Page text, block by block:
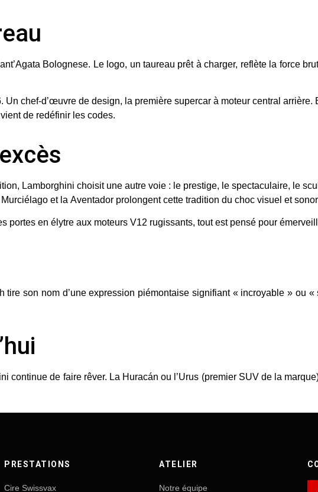
Bolognese. Le logo, un taureau prêt à charger, reflète la force
Un chef-d’œuvre de design, la première supercar à moteur central arrière.
de redéfinir les codes.
Lamborghini choisit une autre voie : le prestige, le spectaculaire, le
Murciélago et la Aventador prolongent cette tradition du choc visuel et
portes en élytre aux moteurs V12 rugissants, tout est pensé pour
son nom d’une expression piémontaise signifiant « incroyable » ou
continue de faire rêver. La Huracán ou l’Urus (premier SUV de la
PRESTATIONS
Cire Swissvax
ATELIER
Notre équipe